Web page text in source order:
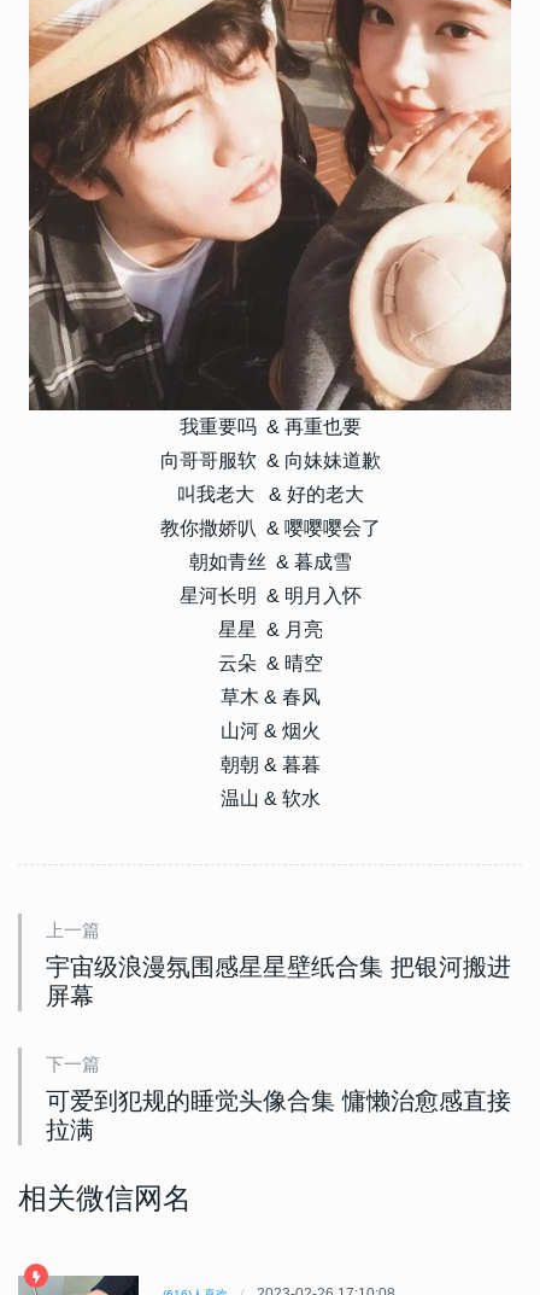
我重要吗 & 再重也要
向哥哥服软 & 向妹妹道歉
叫我老大 & 好的老大
教你撒娇叭 & 嘤嘤嘤会了
朝如青丝 & 暮成雪
星河长明 & 明月入怀
星星 & 月亮
云朵 & 晴空
草木 & 春风
山河 & 烟火
朝朝 & 暮暮
温山 & 软水
上一篇
宇宙级浪漫氛围感星星壁纸合集 把银河搬进
屏幕
下一篇
可爱到犯规的睡觉头像合集 慵懒治愈感直接
拉满
相关微信网名